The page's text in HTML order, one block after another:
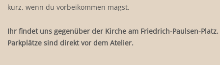
kurz, wenn du vorbeikommen magst.
Ihr findet uns gegenüber der Kirche am Friedrich-Paulsen-Platz.
Parkplätze sind direkt vor dem Atelier.